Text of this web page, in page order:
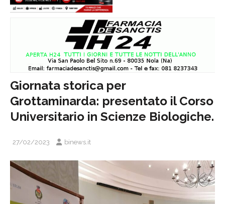
Giornata storica per
Grottaminarda: presentato il Corso
Universitario in Scienze Biologiche.
27/02/2023 binews.it